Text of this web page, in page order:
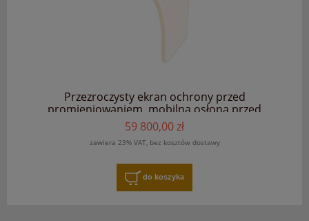
Przezroczysty ekran ochrony przed
promieniowaniem, mobilna osłona przed
promieniowaniem, osłona chroniąca przed
promieniowaniem rentgenowskim PTO-001
59 800,00 zł
zawiera 23% VAT, bez kosztów dostawy
do koszyka